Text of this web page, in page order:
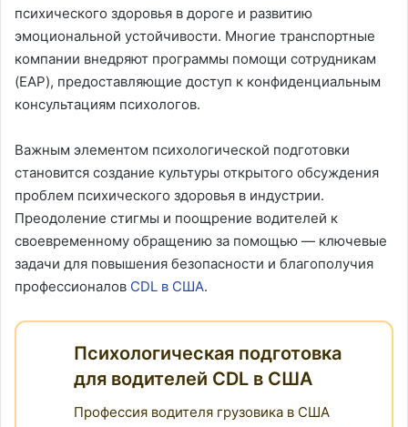
психического здоровья в дороге и развитию
эмоциональной устойчивости. Многие транспортные
компании внедряют программы помощи сотрудникам
(EAP), предоставляющие доступ к конфиденциальным
консультациям психологов.
Важным элементом психологической подготовки
становится создание культуры открытого обсуждения
проблем психического здоровья в индустрии.
Преодоление стигмы и поощрение водителей к
своевременному обращению за помощью — ключевые
задачи для повышения безопасности и благополучия
профессионалов CDL в США.
Психологическая подготовка
для водителей CDL в США
Профессия водителя грузовика в США